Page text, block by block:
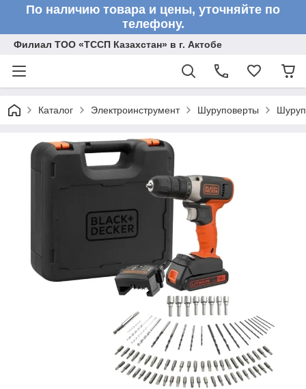
По наличию товара и цены, уточняйте по
телефону.
Филиал ТОО «ТССП Казахстан» в г. Актобе
Каталог Электроинструмент Шуруповерты